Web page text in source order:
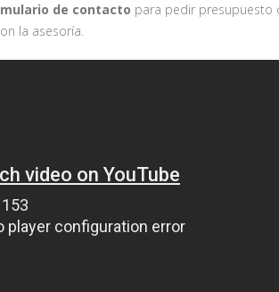
de contacto para pedir presupuesto
la asesoría.